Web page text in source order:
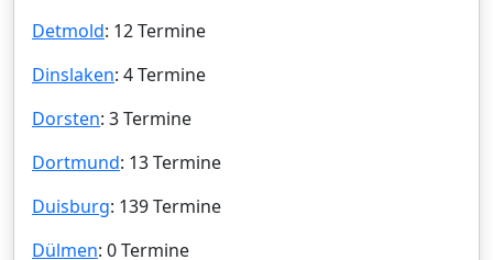
Detmold: 12 Termine
Dinslaken: 4 Termine
Dorsten: 3 Termine
Dortmund: 13 Termine
Duisburg: 139 Termine
Dülmen: 0 Termine